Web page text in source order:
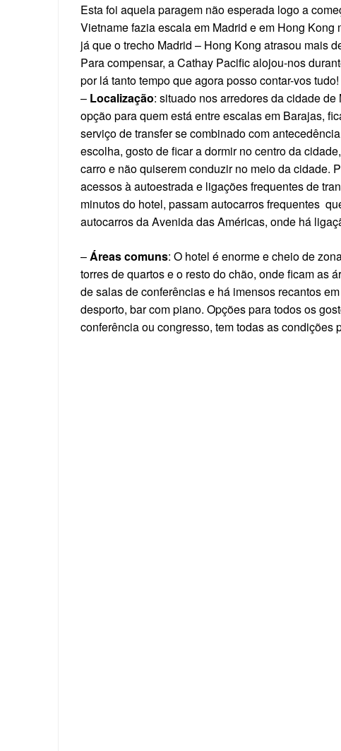
Esta foi aquela paragem não esperada logo a
Vietname fazia escala em Madrid e em Hong
já que o trecho Madrid – Hong Kong atrasou mais
Para compensar, a Cathay Pacific alojou-nos
por lá tanto tempo que agora posso contar-vos tudo!
– Localização: situado nos arredores da cidade
opção para quem está entre escalas em Barajas,
serviço de transfer se combinado com
escolha, gosto de ficar a dormir no centro da
carro e não quiserem conduzir no meio da cidade.
acessos à autoestrada e ligações frequentes de
minutos do hotel, passam autocarros frequentes
autocarros da Avenida das Américas, onde há
–Áreas comuns: O hotel é enorme e cheio de
torres de quartos e o resto do chão, onde ficam as
de salas de conferências e há imensos recantos
desporto, bar com piano. Opções para todos os
conferência ou congresso, tem todas as condições